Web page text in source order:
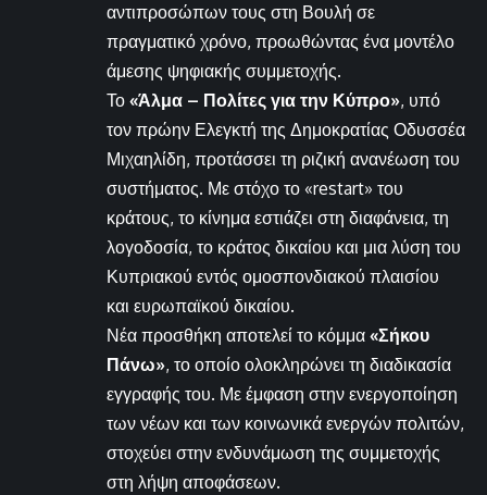
αντιπροσώπων τους στη Βουλή σε
πραγματικό χρόνο, προωθώντας ένα μοντέλο
άμεσης ψηφιακής συμμετοχής.
Το «Άλμα – Πολίτες για την Κύπρο», υπό
τον πρώην Ελεγκτή της Δημοκρατίας Οδυσσέα
Μιχαηλίδη, προτάσσει τη ριζική ανανέωση του
συστήματος. Με στόχο το «restart» του
κράτους, το κίνημα εστιάζει στη διαφάνεια, τη
λογοδοσία, το κράτος δικαίου και μια λύση του
Κυπριακού εντός ομοσπονδιακού πλαισίου
και ευρωπαϊκού δικαίου.
Νέα προσθήκη αποτελεί το κόμμα «Σήκου
Πάνω», το οποίο ολοκληρώνει τη διαδικασία
εγγραφής του. Με έμφαση στην ενεργοποίηση
των νέων και των κοινωνικά ενεργών πολιτών,
στοχεύει στην ενδυνάμωση της συμμετοχής
στη λήψη αποφάσεων.